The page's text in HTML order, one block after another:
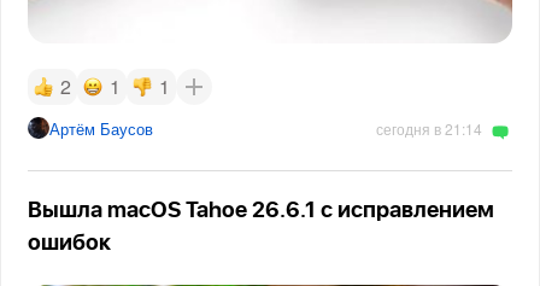
2 1 1
Артём Баусов сегодня в 21:14
Вышла macOS Tahoe 26.6.1 с исправлением
ошибок